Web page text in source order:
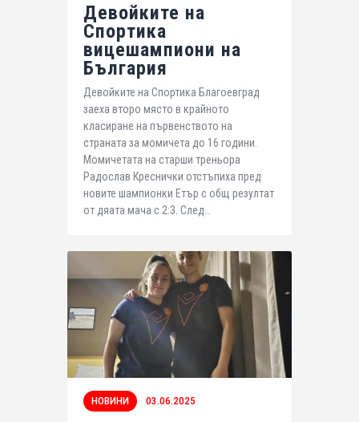
Девойките на
Спортика
вицешампиони на
България
Девойките на Спортика Благоевград
заеха второ място в крайното
класиране на първенството на
страната за момичета до 16 години.
Момичетата на старши треньора
Радослав Креснички отстъпиха пред
новите шампионки Етър с общ резултат
от дяата мача с 2:3. След…
НОВИНИ 03.06.2025